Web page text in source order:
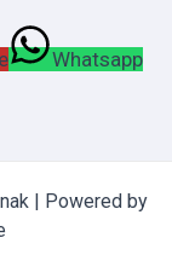
Whatsapp
| Powered by